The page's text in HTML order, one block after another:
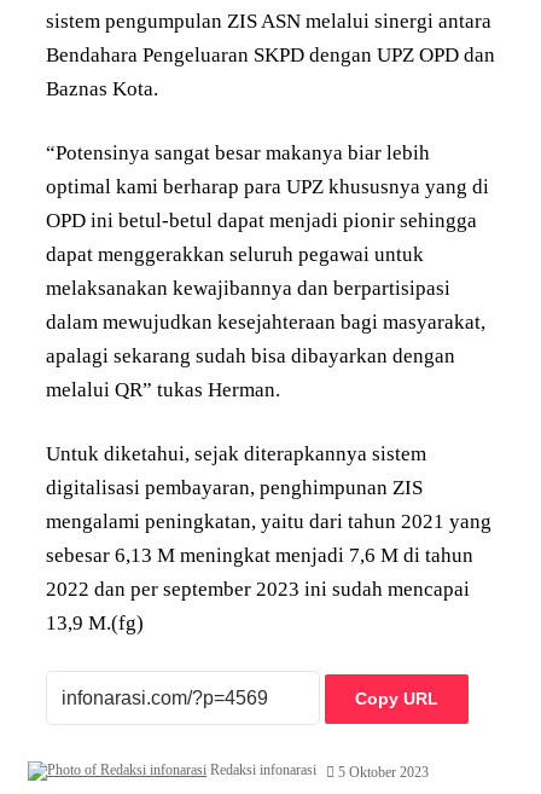
sistem pengumpulan ZIS ASN melalui sinergi antara
Bendahara Pengeluaran SKPD dengan UPZ OPD dan
Baznas Kota.
“Potensinya sangat besar makanya biar lebih
optimal kami berharap para UPZ khususnya yang di
OPD ini betul-betul dapat menjadi pionir sehingga
dapat menggerakkan seluruh pegawai untuk
melaksanakan kewajibannya dan berpartisipasi
dalam mewujudkan kesejahteraan bagi masyarakat,
apalagi sekarang sudah bisa dibayarkan dengan
melalui QR” tukas Herman.
Untuk diketahui, sejak diterapkannya sistem
digitalisasi pembayaran, penghimpunan ZIS
mengalami peningkatan, yaitu dari tahun 2021 yang
sebesar 6,13 M meningkat menjadi 7,6 M di tahun
2022 dan per september 2023 ini sudah mencapai
13,9 M.(fg)
Copy URL
Redaksi infonarasi 5 Oktober 2023